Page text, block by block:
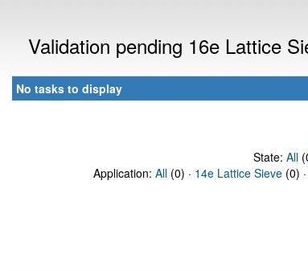
Validation pending 16e Lattice
No tasks to display
State: All
Application: All (0) · 14e Lattice Sieve (0) ·